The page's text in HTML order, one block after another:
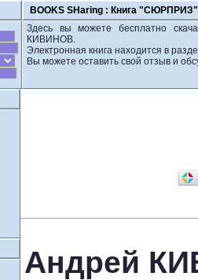
BOOKS SHaring : Книга
Здесь вы можете бесплатно
КИВИНОВ.
Электронная книга находится в
Вы можете оставить свой отзыв и
Андрей